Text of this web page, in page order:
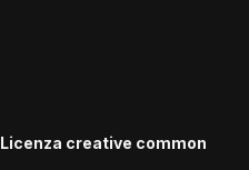
Licenza creative common